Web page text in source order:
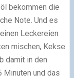
bekommen die
Note. Und es
Leckereien
mischen, Kekse
damit in den
Minuten und das